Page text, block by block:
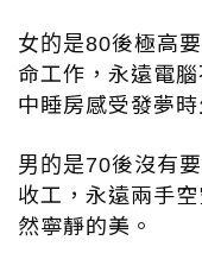
女的是80後極高
命工作，永遠電
中睡房感受發夢時
男的是70後沒有
收工，永遠兩手
然寧靜的美。